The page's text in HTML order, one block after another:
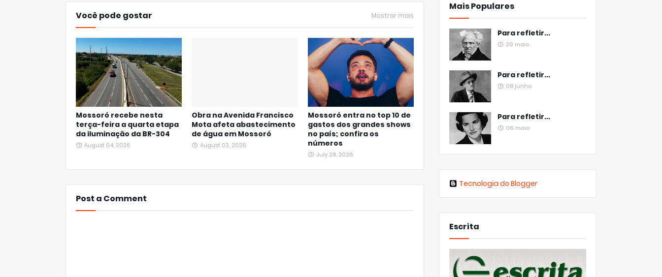
Você pode gostar Mostrar mais
Mossoró recebe nesta
terça-feira a quarta etapa
da iluminação da BR-304
August 04, 2026
Obra na Avenida Francisco
Mota afeta abastecimento
de água em Mossoró
August 03, 2026
Mossoró entra no top 10 de
gastos dos grandes shows
no país; confira os
números
July 28, 2026
Post a Comment
Mais Populares
Para refletir...
29 maio
Para refletir...
08 junho
Para refletir...
06 maio
Tecnologia do Blogger
Escrita